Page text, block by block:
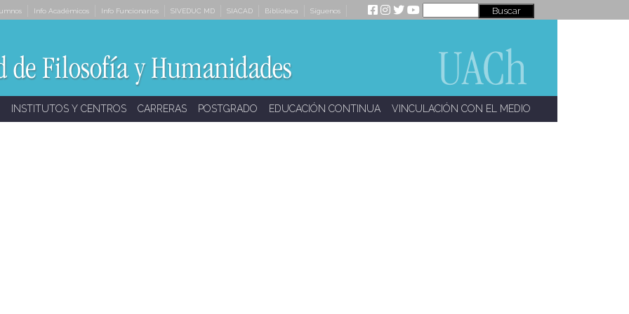
Info Académicos Info Funcionarios SIVEDUC MD SIACAD Biblioteca Síguenos
INSTITUTOS Y CENTROS CARRERAS POSTGRADO EDUCACIÓN CONTINUA VINCULACIÓN CON EL MEDIO